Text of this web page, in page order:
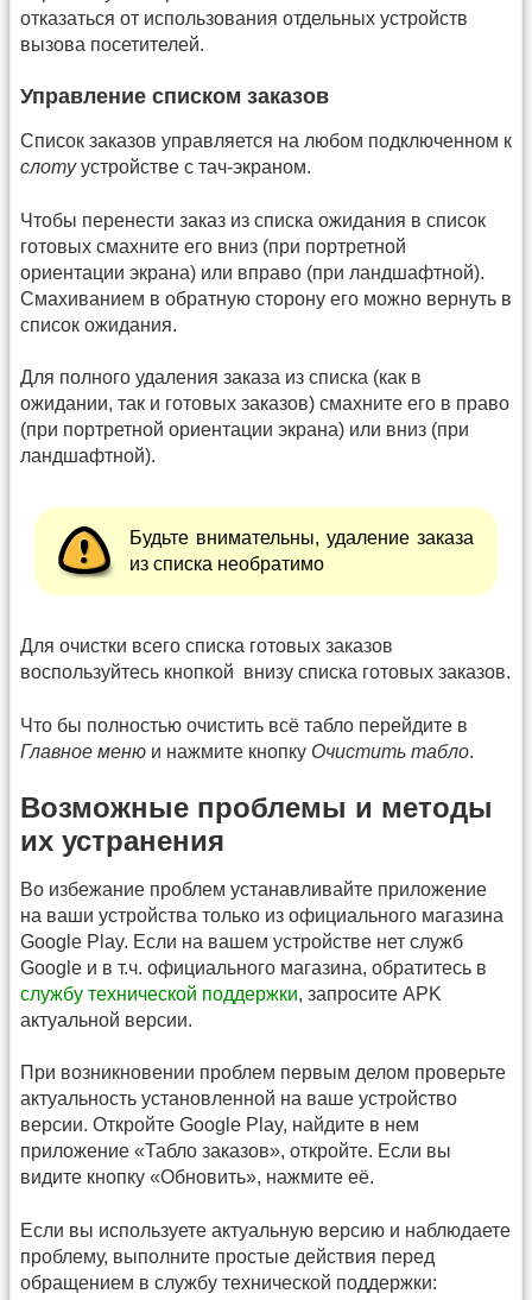
отказаться от использования отдельных устройств
вызова посетителей.
Управление списком заказов
Список заказов управляется на любом подключенном к
слотуустройстве с тач-экраном.
Чтобы перенести заказ из списка ожидания в список
готовых смахните его вниз (при портретной
ориентации экрана) или вправо (при ландшафтной).
Смахиванием в обратную сторону его можно вернуть в
список ожидания.
Для полного удаления заказа из списка (как в
ожидании, так и готовых заказов) смахните его в право
(при портретной ориентации экрана) или вниз (при
ландшафтной).
Будьте внимательны, удаление заказа
из списка необратимо
Для очистки всего списка готовых заказов
воспользуйтесь кнопкой внизу списка готовых заказов.
Что бы полностью очистить всё табло перейдите в
Главное меню и нажмите кнопку Очистить табло.
Возможные проблемы и методы
их устранения
Во избежание проблем устанавливайте приложение
на ваши устройства только из официального магазина
Google Play. Если на вашем устройстве нет служб
Google и в т.ч. официального магазина, обратитесь в
службу технической поддержки, запросите APK
актуальной версии.
При возникновении проблем первым делом проверьте
актуальность установленной на ваше устройство
версии. Откройте Google Play, найдите в нем
приложение «Табло заказов», откройте. Если вы
видите кнопку «Обновить», нажмите её.
Если вы используете актуальную версию и наблюдаете
проблему, выполните простые действия перед
обращением в службу технической поддержки: